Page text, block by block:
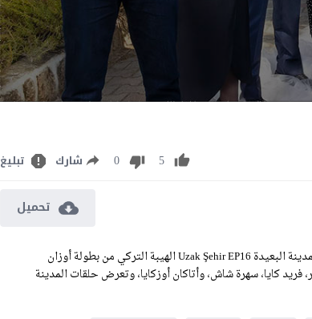
5
0 شارك تبليغ
تحميل
مشاهدة مسلسل المدينة البعيدة الحلقة 16 مترجمة رابط تحميل الحلقة 16 من المدينة البعيدة Uzak Şehir EP16 الهيبة التركي من بطولة أوزان
فريد كايا، سهرة شاش، وأتاكان أوزكايا، وتعرض حلقات المدينة